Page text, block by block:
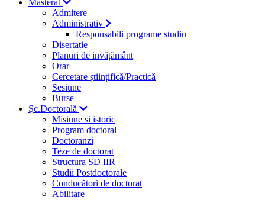
Masterat
Admitere
Administrativ
Responsabili programe studiu
Disertație
Planuri de invățământ
Orar
Cercetare științifică/Practică
Sesiune
Burse
Șc.Doctorală
Misiune si istoric
Program doctoral
Doctoranzi
Teze de doctorat
Structura SD IIR
Studii Postdoctorale
Conducători de doctorat
Abilitare